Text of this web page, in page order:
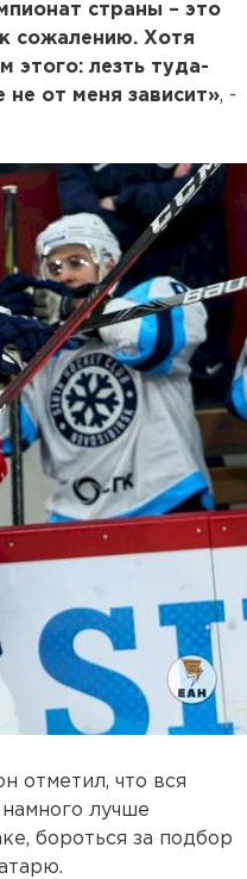
страны – это
сожалению. Хотя
этого: лезть туда-
от меня зависит», -
отметил, что вся
лучше
бороться за подбор